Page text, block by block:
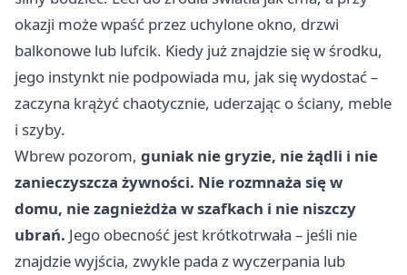
okazji może wpaść przez uchylone okno, drzwi
balkonowe lub lufcik. Kiedy już znajdzie się w środku,
jego instynkt nie podpowiada mu, jak się wydostać –
zaczyna krążyć chaotycznie, uderzając o ściany, meble
i szyby.
Wbrew pozorom, guniak nie gryzie, nie żądli i nie
zanieczyszcza żywności. Nie rozmnaża się w
domu, nie zagnieżdża w szafkach i nie niszczy
ubrań. Jego obecność jest krótkotrwała – jeśli nie
znajdzie wyjścia, zwykle pada z wyczerpania lub